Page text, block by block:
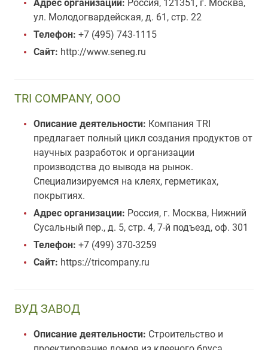
Адрес организации: Россия, 121351, г. Москва,
ул. Молодогвардейская, д. 61, стр. 22
Телефон: +7 (495) 743-1115
Сайт: http://www.seneg.ru
TRI COMPANY, ООО
Описание деятельности: Компания TRI
предлагает полный цикл создания продуктов от
научных разработок и организации
производства до вывода на рынок.
Специализируемся на клеях, герметиках,
покрытиях.
Адрес организации: Россия, г. Москва, Нижний
Сусальный пер., д. 5, стр. 4, 7-й подъезд, оф. 301
Телефон: +7 (499) 370-3259
Сайт: https://tricompany.ru
ВУД ЗАВОД
Описание деятельности: Строительство и